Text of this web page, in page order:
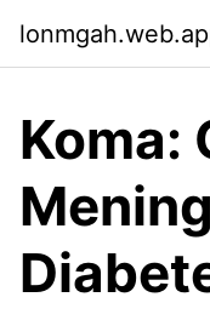
Koma: